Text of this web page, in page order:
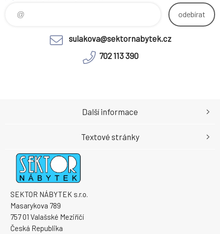
odebírat
sulakova@sektornabytek.cz
702 113 390
SEKTOR NÁBYTEK s.r.o.
Masarykova 789
757 01 Valašské Meziříčí
Česká Republika
Další informace
Textové stránky